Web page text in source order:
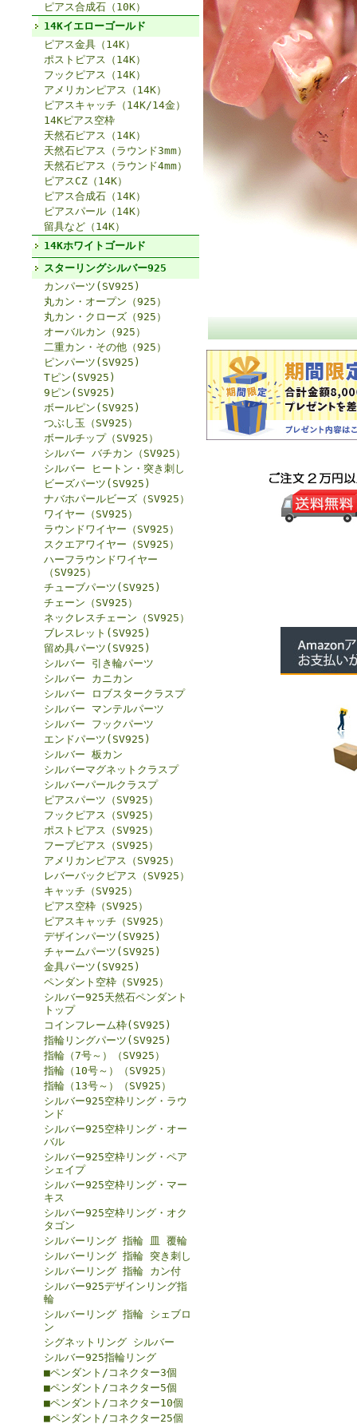
ピアス合成石（10K）
14Kイエローゴールド
ピアス金具（14K）
ポストピアス（14K）
フックピアス（14K）
アメリカンピアス（14K）
ピアスキャッチ（14K/14金）
14Kピアス空枠
天然石ピアス（14K）
天然石ピアス（ラウンド3mm）
天然石ピアス（ラウンド4mm）
ピアスCZ（14K）
ピアス合成石（14K）
ピアスパール（14K）
留具など（14K）
14Kホワイトゴールド
スターリングシルバー925
カンパーツ(SV925)
丸カン・オープン（925）
丸カン・クローズ（925）
オーバルカン（925）
二重カン・その他（925）
ピンパーツ(SV925)
Tピン(SV925)
9ピン(SV925)
ボールピン(SV925)
つぶし玉（SV925）
ボールチップ（SV925）
シルバー バチカン（SV925）
シルバー ヒートン・突き刺し
ビーズパーツ(SV925)
ナバホパールビーズ（SV925）
ワイヤー（SV925）
ラウンドワイヤー（SV925）
スクエアワイヤー（SV925）
ハーフラウンドワイヤー
（SV925）
チューブパーツ(SV925)
チェーン（SV925）
ネックレスチェーン（SV925）
ブレスレット(SV925)
留め具パーツ(SV925)
シルバー 引き輪パーツ
シルバー カニカン
シルバー ロブスタークラスプ
シルバー マンテルパーツ
シルバー フックパーツ
エンドパーツ(SV925)
シルバー 板カン
シルバーマグネットクラスプ
シルバーパールクラスプ
ピアスパーツ（SV925）
フックピアス（SV925）
ポストピアス（SV925）
フープピアス（SV925）
アメリカンピアス（SV925）
レバーバックピアス（SV925）
キャッチ（SV925）
ピアス空枠（SV925）
ピアスキャッチ（SV925）
デザインパーツ(SV925)
チャームパーツ(SV925)
金具パーツ(SV925)
ペンダント空枠（SV925）
シルバー925天然石ペンダント
トップ
コインフレーム枠(SV925)
指輪リングパーツ(SV925)
指輪（7号～）（SV925）
指輪（10号～）（SV925）
指輪（13号～）（SV925）
シルバー925空枠リング・ラウ
ンド
シルバー925空枠リング・オー
バル
シルバー925空枠リング・ペア
シェイプ
シルバー925空枠リング・マー
キス
シルバー925空枠リング・オク
タゴン
シルバーリング 指輪 皿 覆輪
シルバーリング 指輪 突き刺し
シルバーリング 指輪 カン付
シルバー925デザインリング指
輪
シルバーリング 指輪 シェブロ
ン
シグネットリング シルバー
シルバー925指輪リング
■ペンダント/コネクター3個
■ペンダント/コネクター5個
■ペンダント/コネクター10個
■ペンダント/コネクター25個